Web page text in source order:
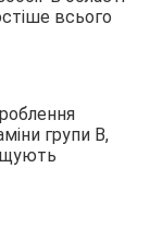
всього
групи В,